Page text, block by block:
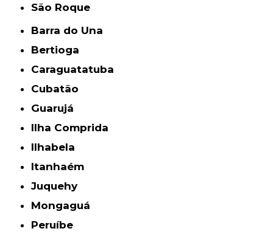
São Roque
Barra do Una
Bertioga
Caraguatatuba
Cubatão
Guarujá
Ilha Comprida
Ilhabela
Itanhaém
Juquehy
Mongaguá
Peruíbe